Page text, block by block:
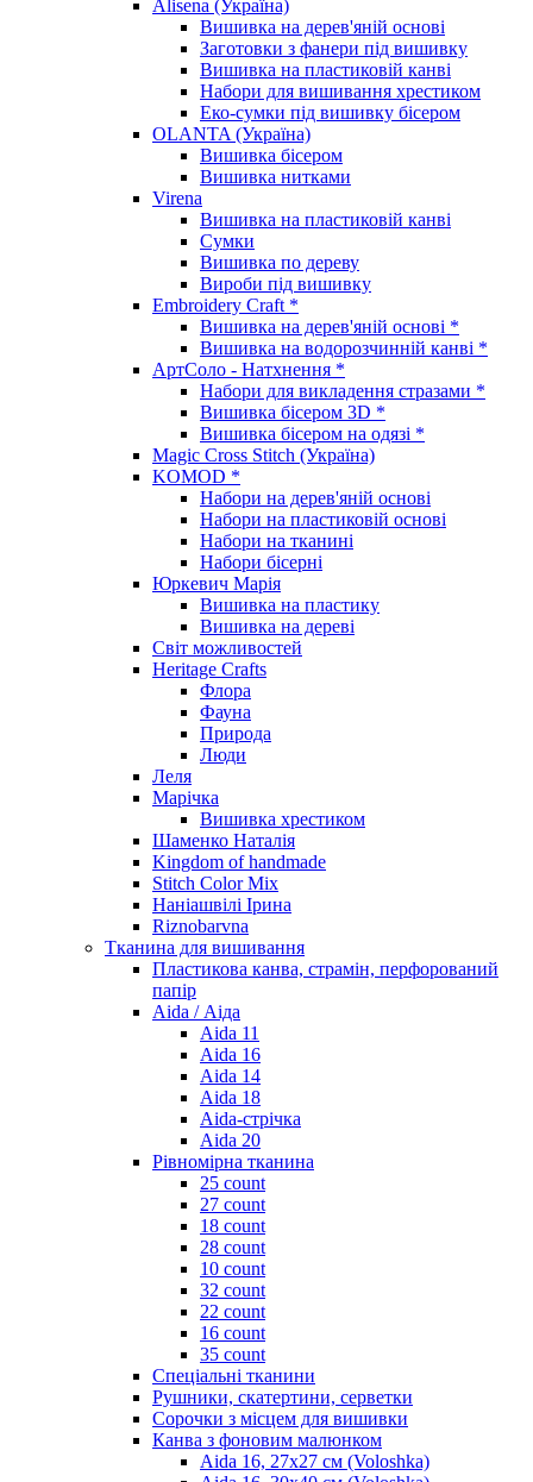
Alisena (Україна)
Вишивка на дерев'яній основі
Заготовки з фанери під вишивку
Вишивка на пластиковій канві
Набори для вишивання хрестиком
Еко-сумки під вишивку бісером
OLANTA (Україна)
Вишивка бісером
Вишивка нитками
Virena
Вишивка на пластиковій канві
Сумки
Вишивка по дереву
Вироби під вишивку
Embroidery Craft *
Вишивка на дерев'яній основі *
Вишивка на водорозчинній канві *
АртСоло - Натхнення *
Набори для викладення стразами *
Вишивка бісером 3D *
Вишивка бісером на одязі *
Magic Cross Stitch (Україна)
KOMOD *
Набори на дерев'яній основі
Набори на пластиковій основі
Набори на тканині
Набори бісерні
Юркевич Марія
Вишивка на пластику
Вишивка на дереві
Світ можливостей
Heritage Crafts
Флора
Фауна
Природа
Люди
Леля
Марічка
Вишивка хрестиком
Шаменко Наталія
Kingdom of handmade
Stitch Color Mix
Наніашвілі Ірина
Riznobarvna
Тканина для вишивання
Пластикова канва, страмін, перфорований
папір
Aida / Аіда
Aida 11
Aida 16
Aida 14
Aida 18
Aida-стрічка
Aida 20
Рівномірна тканина
25 count
27 count
18 count
28 count
10 count
32 count
22 count
16 count
35 count
Спеціальні тканини
Рушники, скатертини, серветки
Сорочки з місцем для вишивки
Канва з фоновим малюнком
Aida 16, 27х27 см (Voloshka)